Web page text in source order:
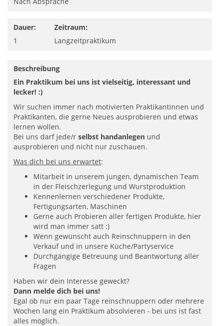
Dauer:
1
Zeitraum:
Langzeitpraktikum
Beschreibung
Ein Praktikum bei uns ist vielseitig, interessant und
lecker! :)
Wir suchen immer nach motivierten Praktikantinnen und
Praktikanten, die gerne Neues ausprobieren und etwas
lernen wollen.
Bei uns darf jede/r selbst handanlegen und
ausprobieren und nicht nur zuschauen.
Was dich bei uns erwartet:
Mitarbeit in unserem jungen, dynamischen Team
in der Fleischzerlegung und Wurstproduktion
Kennenlernen verschiedener Produkte,
Fertigungsarten, Maschinen
Gerne auch Probieren aller fertigen Produkte, hier
wird man immer satt :)
Wenn gewünscht auch Reinschnuppern in den
Verkauf und in unsere Küche/Partyservice
Durchgängige Betreuung und Beantwortung aller
Fragen
Haben wir dein Interesse geweckt?
Dann melde dich bei uns!
Egal ob nur ein paar Tage reinschnuppern oder mehrere
Wochen lang ein Praktikum absolvieren - bei uns ist fast
alles möglich.